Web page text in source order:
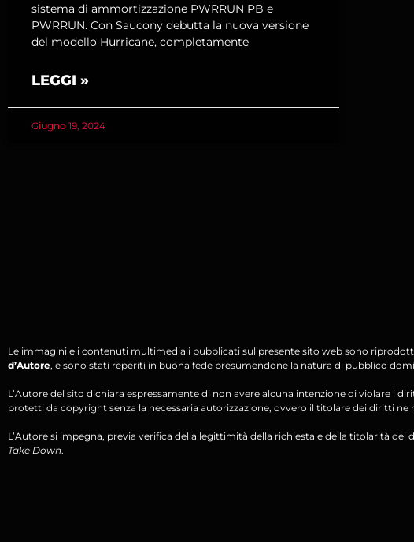
sistema di ammortizzazione PWRRUN PB e
PWRRUN. Con Saucony debutta la nuova versione
del modello Hurricane, completamente
LEGGI »
Giugno 19, 2024
Le immagini e i contenuti multimediali pubblicati sul presente sito web sono
d’Autore, e sono stati reperiti in buona fede presumendone la natura di pubblico
L’Autore del sito dichiara espressamente di non avere alcuna intenzione di violare
protetti da copyright senza la necessaria autorizzazione, ovvero il titolare dei diritti ne
L’Autore si impegna, previa verifica della legittimità della richiesta e della titolarità dei
Take Down.